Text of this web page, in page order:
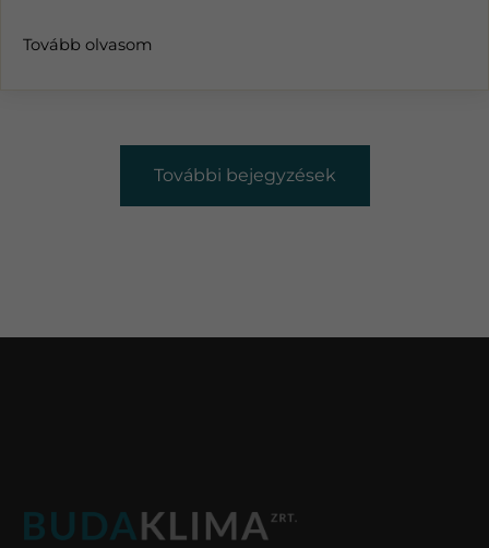
Tovább olvasom
További bejegyzések